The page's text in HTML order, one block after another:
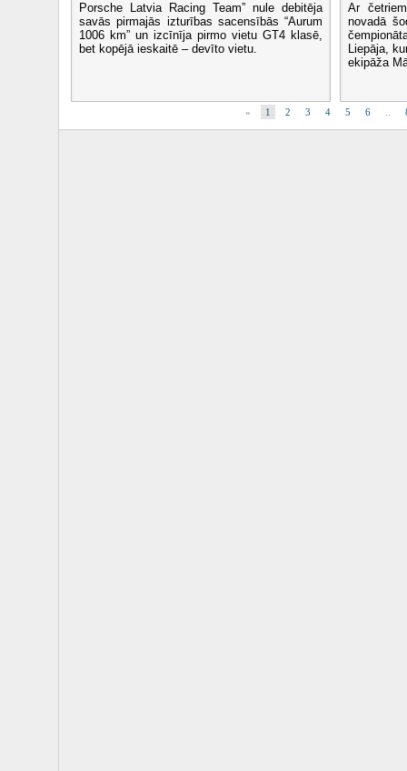
Porsche Latvia Racing Team” nule debitēja
savās pirmajās izturības sacensībās “Aurum
1006 km” un izcīnīja pirmo vietu GT4 klasē,
bet kopējā ieskaitē – devīto vietu.
Ar
novadā
Liepāja,
ekipāža
« 1 2 3 4 5 6